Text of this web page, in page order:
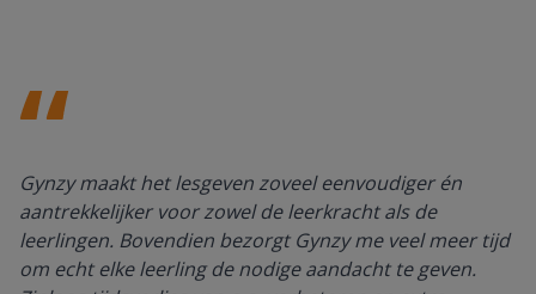
Gynzy maakt het lesgeven zoveel eenvoudiger én
aantrekkelijker voor zowel de leerkracht als de
leerlingen. Bovendien bezorgt Gynzy me veel meer tijd
om echt elke leerling de nodige aandacht te geven.